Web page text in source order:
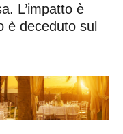
L’impatto è
è deceduto sul